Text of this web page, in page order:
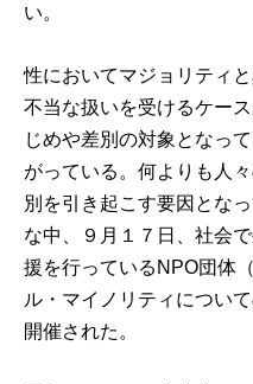
い。
性においてマジョリティ
不当な扱いを受けるケー
じめや差別の対象となっ
がっている。何よりも人
別を引き起こす要因とな
な中、９月１７日、社会
援を行っているNPO団体
ル・マイノリティについ
開催された。